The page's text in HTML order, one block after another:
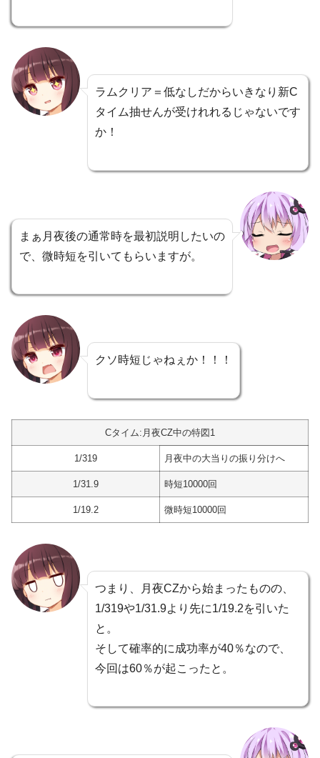
ラムクリア＝低なしだからいきなり新C
タイム抽せんが受けれれるじゃないです
か！
まぁ月夜後の通常時を最初説明したいの
で、微時短を引いてもらいますが。
クソ時短じゃねぇか！！！
Cタイム:月夜CZ中の特図1
1/319 月夜中の大当りの振り分けへ
1/31.9 時短10000回
1/19.2 微時短10000回
つまり、月夜CZから始まったものの、
1/319や1/31.9より先に1/19.2を引いた
と。
そして確率的に成功率が40％なので、
今回は60％が起こったと。